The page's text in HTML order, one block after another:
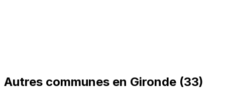
Autres communes en Gironde (33)